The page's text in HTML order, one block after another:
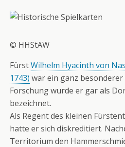
© HHStAW
FürstWilhelm Hyacinth von
1743) war ein ganz
Forschung wurde er gar als
bezeichnet.
Als Regent des kleinen
hatte er sich diskreditiert.
Territorium den